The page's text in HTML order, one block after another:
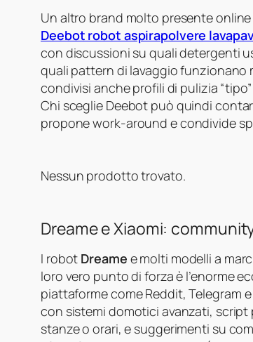
Un altro brand molto presente online
Deebot robot aspirapolvere
con discussioni su quali detergenti
quali pattern di lavaggio funzionano
condivisi anche profili di pulizia
Chi sceglie Deebot può quindi
propone work‑around e condivide
Nessun prodotto trovato.
Dreame e Xiaomi:
I robot Dreame e molti modelli a
loro vero punto di forza è l’enorme
piattaforme come Reddit, Telegram
con sistemi domotici avanzati, script
stanze o orari, e suggerimenti su